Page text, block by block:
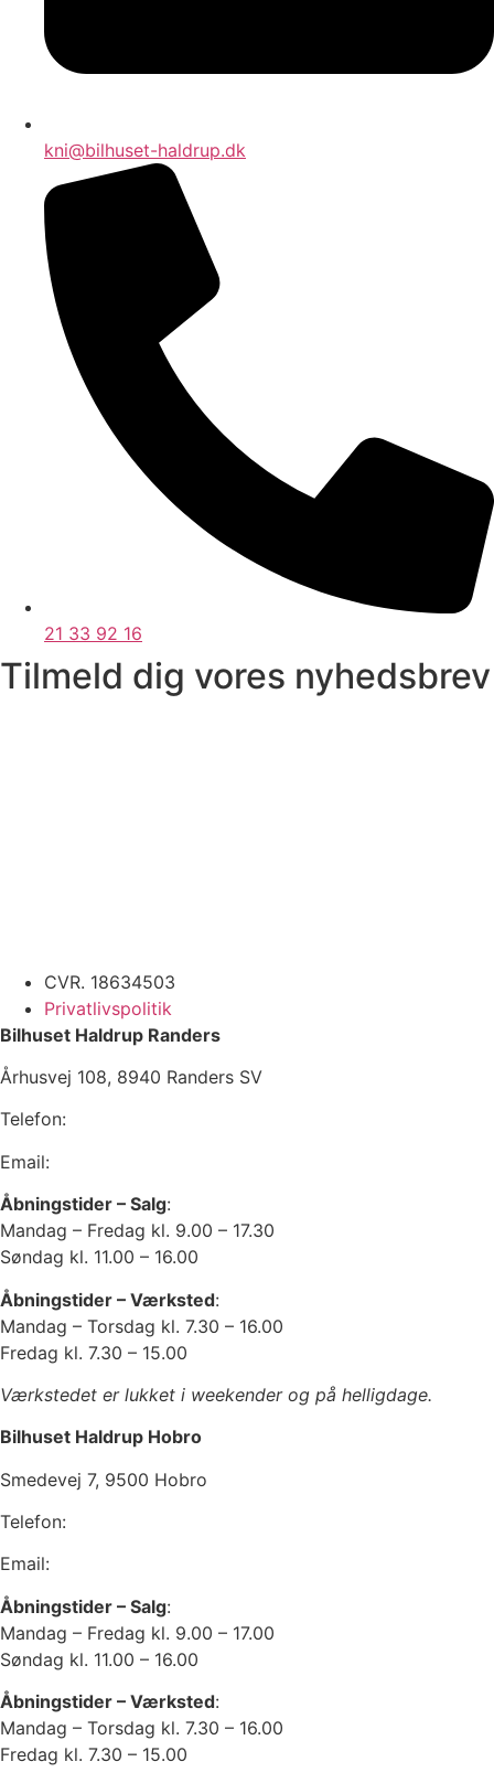
kni@bilhuset-haldrup.dk
21 33 92 16
Tilmeld dig vores nyhedsbrev
CVR. 18634503
Privatlivspolitik
Bilhuset Haldrup Randers
Århusvej 108, 8940 Randers SV
Telefon:
Email:
Åbningstider – Salg:
Mandag – Fredag kl. 9.00 – 17.30
Søndag kl. 11.00 – 16.00
Åbningstider – Værksted:
Mandag – Torsdag kl. 7.30 – 16.00
Fredag kl. 7.30 – 15.00
Værkstedet er lukket i weekender og på helligdage.
Bilhuset Haldrup Hobro
Smedevej 7, 9500 Hobro
Telefon:
Email:
Åbningstider – Salg:
Mandag – Fredag kl. 9.00 – 17.00
Søndag kl. 11.00 – 16.00
Åbningstider – Værksted:
Mandag – Torsdag kl. 7.30 – 16.00
Fredag kl. 7.30 – 15.00